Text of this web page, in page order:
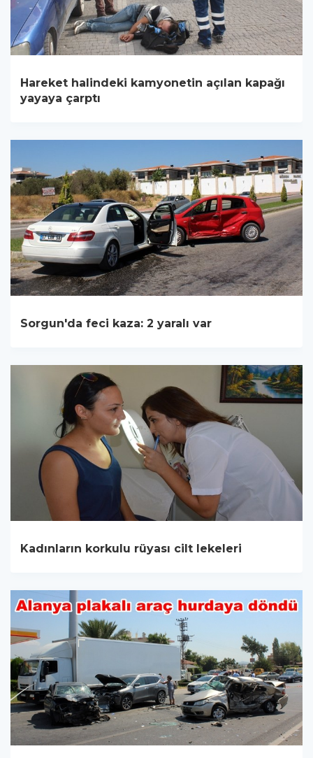
Hareket halindeki kamyonetin açılan kapağı
yayaya çarptı
Sorgun'da feci kaza: 2 yaralı var
Kadınların korkulu rüyası cilt lekeleri